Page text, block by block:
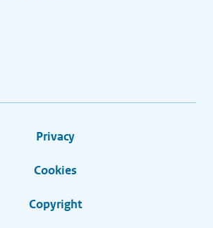
Privacy
Cookies
Copyright